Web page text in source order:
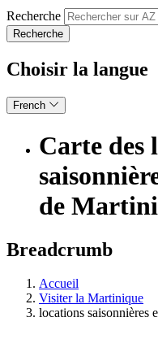
Recherche
Choisir la langue
French
Carte des
de
Breadcrumb
Accueil
Visiter la Martinique
locations saisonnières